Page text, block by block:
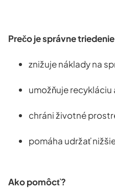
Prečo je správne
znižuje náklady na
umožňuje
chráni životné
pomáha udržať
Ako pomôcť?